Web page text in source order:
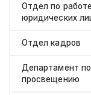
Отдел по
юридических
Отдел кадров
Департамент
просвещению